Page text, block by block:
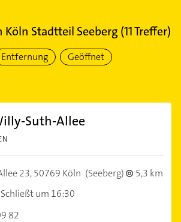
Köln Stadtteil Seeberg (11Treffer)
Entfernung Geöffnet
Suth-Allee
23,50769 Köln (Seeberg)
5,3 km
Schließt um 16:30
82